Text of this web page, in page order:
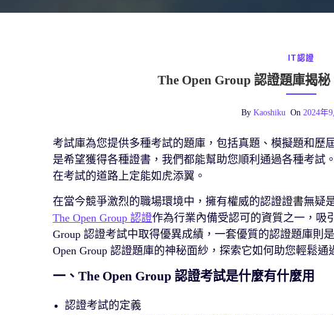
IT認證
The Open Group 認證題庫揭
By Kaoshiku On 2024年
考試庫為您提供多種考試的題庫，包括真題、模擬題和歷
是希望獲得各種證書，我們都能幫助您順利通過各種考試
在考試的道路上定能如虎添翼。
在當今競爭激烈的職場環境中，擁有權威的認證證書無疑
The Open Group 認證作為行業內備受認可的資質之一，吸
Group 認證考試中取得優異成績，一套優質的認證題庫則
Open Group 認證題庫的神秘面紗，探索它如何助您輕鬆通
一、The Open Group 認證考試是什麼有什麼用
認證考試的定義